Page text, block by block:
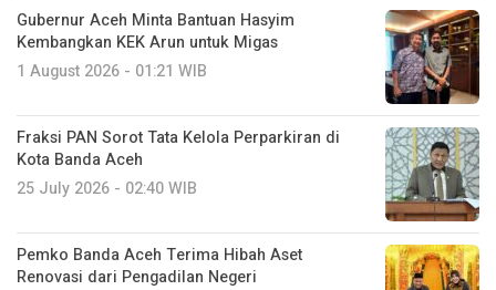
Gubernur Aceh Minta Bantuan Hasyim
Kembangkan KEK Arun untuk Migas
1 August 2026 - 01:21 WIB
Fraksi PAN Sorot Tata Kelola Perparkiran di
Kota Banda Aceh
25 July 2026 - 02:40 WIB
Pemko Banda Aceh Terima Hibah Aset
Renovasi dari Pengadilan Negeri